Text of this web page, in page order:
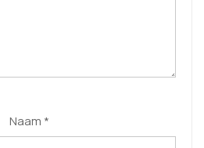
Naam *